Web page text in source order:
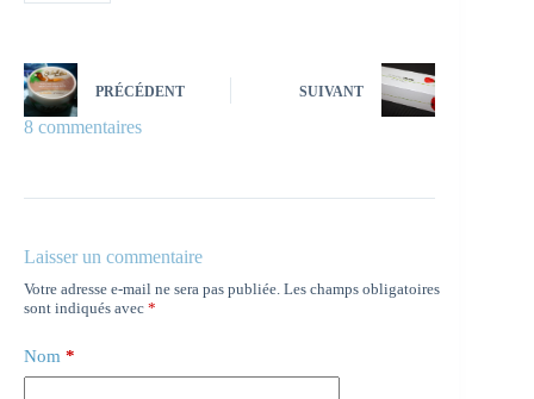
PRÉCÉDENT SUIVANT
8 commentaires
Laisser un commentaire
Votre adresse e-mail ne sera pas publiée. Les champs obligatoires
sont indiqués avec *
Nom *